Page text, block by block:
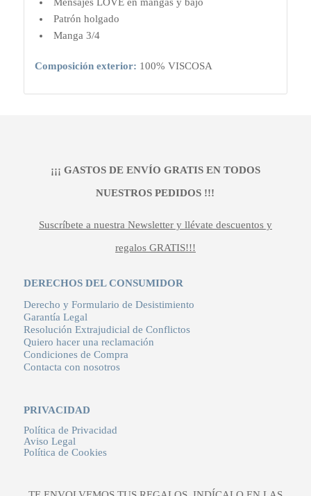
Mensajes LOVE en mangas y bajo
Patrón holgado
Manga 3/4
Composición exterior: 100% VISCOSA
¡¡¡ GASTOS DE ENVÍO GRATIS EN TODOS
NUESTROS PEDIDOS !!!
Suscríbete a nuestra Newsletter y llévate descuentos y
regalos GRATIS!!!
DERECHOS DEL CONSUMIDOR
Derecho y Formulario de Desistimiento
Garantía Legal
Resolución Extrajudicial de Conflictos
Quiero hacer una reclamación
Condiciones de Compra
Contacta con nosotros
PRIVACIDAD
Política de Privacidad
Aviso Legal
Política de Cookies